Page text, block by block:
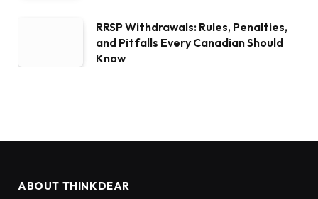
RRSP Withdrawals: Rules, Penalties,
and Pitfalls Every Canadian Should
Know
ABOUT THINKDEAR